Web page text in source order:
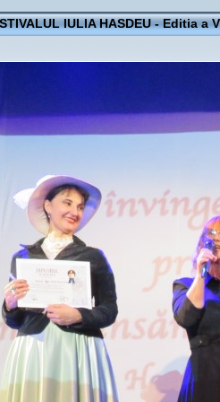
IULIA HASDEU - Editia a